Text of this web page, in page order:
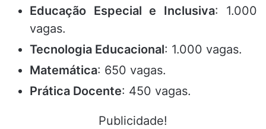
Educação Especial e Inclusiva: 1.000
vagas.
Tecnologia Educacional: 1.000 vagas.
Matemática: 650 vagas.
Prática Docente: 450 vagas.
Publicidade!